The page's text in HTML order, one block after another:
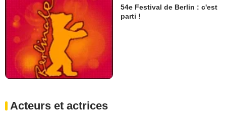
54e Festival de Berlin : c'est
parti !
Acteurs et actrices